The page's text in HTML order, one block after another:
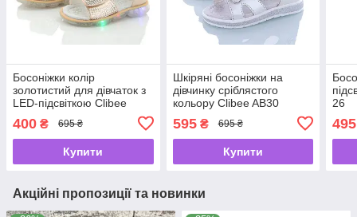
Босоніжки колір
золотистий для дівчаток з
LED-підсвіткою Clibee
400 ₴ 695 ₴
Купити
Шкіряні босоніжки на
дівчинку сріблястого
кольору Clibee AB30
595₴ 695 ₴
Купити
26
495
Акційні пропозиції та новинки